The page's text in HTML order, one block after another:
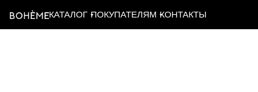
КАТАЛОГ ПОКУПАТЕЛЯМ КОНТАКТЫ